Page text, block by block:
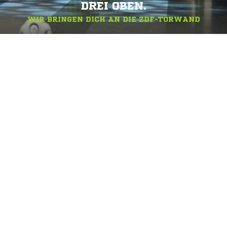
DREI OBEN.
WIR BRINGEN DICH AN DIE ZDF-TORWAND